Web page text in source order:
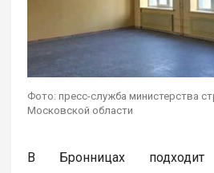
Фото: пресс-служба министерства
Московской области
В Бронницах